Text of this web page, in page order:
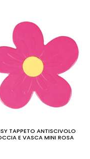
TAPPETO ANTISCIVOLO
E VASCA MINI ROSA